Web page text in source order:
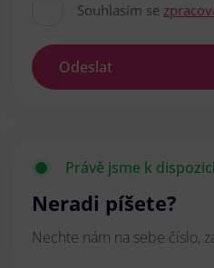
Souhlasím se
Odeslat
Právě jsme k
Neradi píšete?
Nechte nám na sebe číslo,